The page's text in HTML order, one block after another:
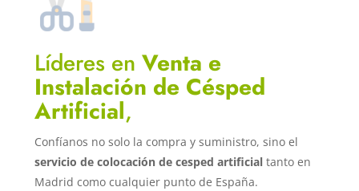
Líderes en Venta e
Instalación de Césped
Artificial,
Confíanos no solo la compra y suministro, sino el
servicio de colocación de cesped artificialtanto en
Madrid como cualquier punto de España.